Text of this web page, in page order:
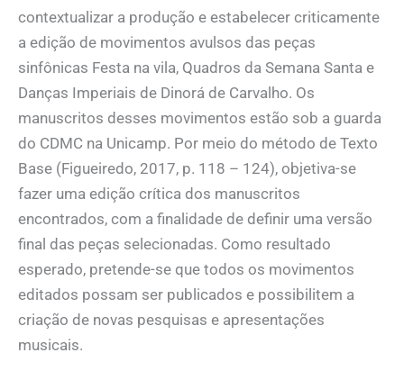
contextualizar a produção e estabelecer criticamente
a edição de movimentos avulsos das peças
sinfônicas Festa na vila, Quadros da Semana Santa e
Danças Imperiais de Dinorá de Carvalho. Os
manuscritos desses movimentos estão sob a guarda
do CDMC na Unicamp. Por meio do método de Texto
Base (Figueiredo, 2017, p. 118 – 124), objetiva-se
fazer uma edição crítica dos manuscritos
encontrados, com a finalidade de definir uma versão
final das peças selecionadas. Como resultado
esperado, pretende-se que todos os movimentos
editados possam ser publicados e possibilitem a
criação de novas pesquisas e apresentações
musicais.